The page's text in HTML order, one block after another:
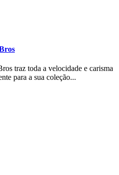
traz toda a velocidade e carisma
para a sua coleção...